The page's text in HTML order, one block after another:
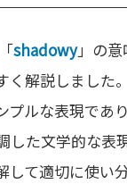
shadowy」の意
く解説しました
プルな表現であ
した文学的な表
て適切に使い